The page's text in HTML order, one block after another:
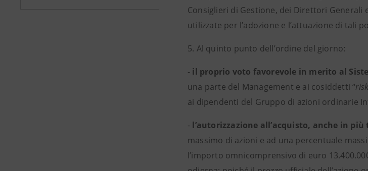
Consiglieri di Gestione, dei Direttori
utilizzate per l’adozione e l’attuazione di tali
5. Al quinto punto dell’ordine del giorno:
- il proprio voto favorevole in merito al
una parte del Management e ai cosiddetti “
ai dipendenti del Gruppo di azioni ordinarie
- l’autorizzazione all’acquisto, anche in
massimo di azioni e ad una percentuale
l’importo omnicomprensivo di euro